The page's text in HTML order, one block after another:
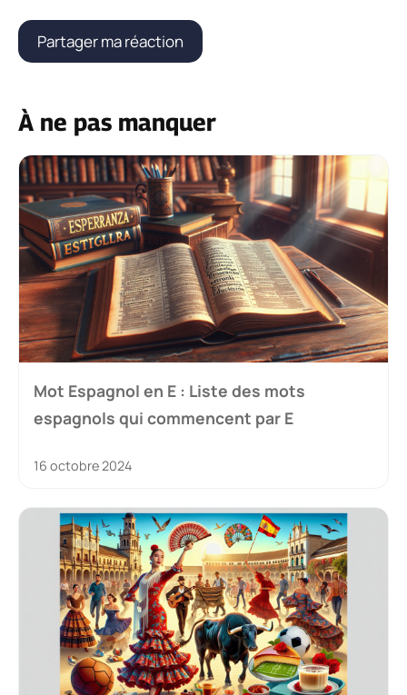
À ne pas manquer
Mot Espagnol en E : Liste des mots
espagnols qui commencent par E
16 octobre 2024